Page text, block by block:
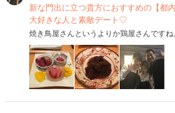
新な門出に立つ貴方におすすめの【都
大好きな人と素敵デート♡
焼き鳥屋さんというよりか鶏屋さんですね。